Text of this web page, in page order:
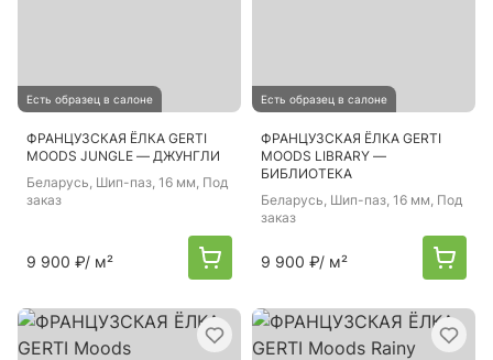
Есть образец в салоне
ФРАНЦУЗСКАЯ ЁЛКА GERTI
MOODS JUNGLE — ДЖУНГЛИ
Беларусь, Шип-паз, 16 мм, Под
заказ
9 900 ₽/ м²
Есть образец в салоне
ФРАНЦУЗСКАЯ ЁЛКА GERTI
MOODS LIBRARY —
БИБЛИОТЕКА
Беларусь, Шип-паз, 16 мм, Под
заказ
9 900 ₽/ м²